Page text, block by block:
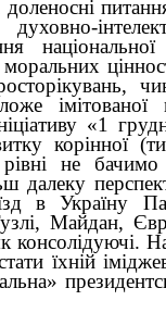
доленосні
моральних
імітованої
«1
корінної
не бачимо
далеку
в Україну
Майдан,
консолідуючі.
їхній